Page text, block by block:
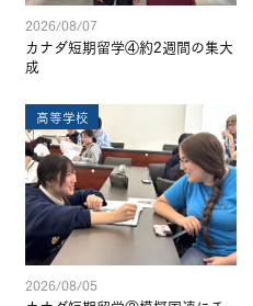
2026/08/07
カナダ短期留学④約2週間の集大
成
高等学校
2026/08/05